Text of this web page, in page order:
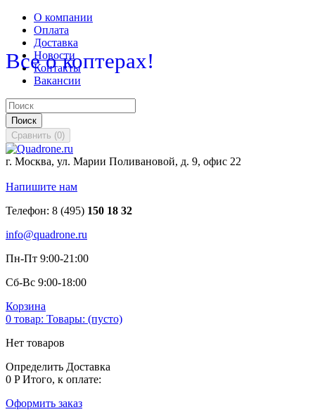
О компании
Оплата
Доставка
Новости
Контакты
Вакансии
Поиск
Сравнить (0)
Все о коптерах!
г. Москва, ул. Марии Поливановой, д. 9, офис 22
Напишите нам
Телефон: 8 (495) 150 18 32
info@quadrone.ru
Пн-Пт 9:00-21:00
Сб-Вс 9:00-18:00
Корзина
0 товар: Товары: (пусто)
Нет товаров
Определить Доставка
0 P Итого, к оплате:
Оформить заказ